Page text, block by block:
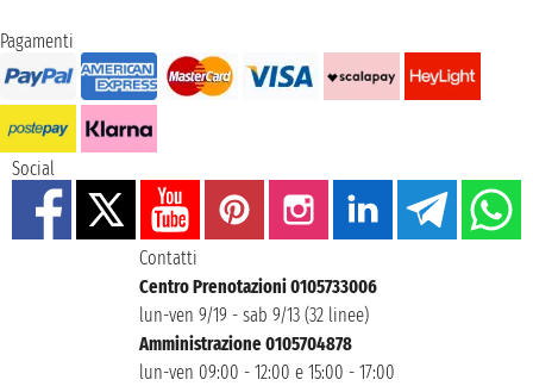
Pagamenti
Social
Contatti
Centro Prenotazioni 0105733006
lun-ven 9/19 - sab 9/13 (32 linee)
Amministrazione 0105704878
lun-ven 09:00 - 12:00 e 15:00 - 17:00